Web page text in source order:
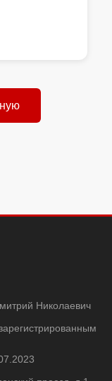
Николаевич